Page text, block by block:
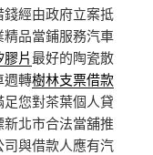
經由政府立案抵
精品當鋪服務汽車
片最好的陶瓷散
週轉樹林支票借款
您對茶葉個人貸
北市合法當舖推
與借款人應有汽